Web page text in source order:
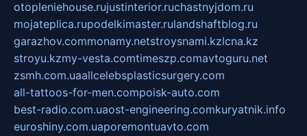
otopleniehouse.rujustinterior.ruchastnyjdom.ru
mojateplica.rupodelkimaster.rulandshaftblog.ru
garazhov.commonamy.netstroysnami.kzlcna.kz
stroyu.kzmy-vesta.comtimeszp.comavtoguru.net
zsmh.com.uaallcelebsplasticsurgery.com
all-tattoos-for-men.compoisk-auto.com
best-radio.com.uaost-engineering.comkuryatnik.info
euroshiny.com.uaporemontuavto.com